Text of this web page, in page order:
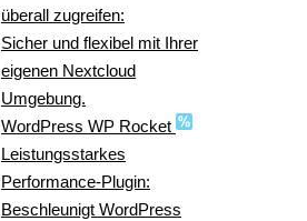
überall zugreifen:
Sicher und flexibel mit Ihrer
eigenen Nextcloud
Umgebung.
WordPress WP Rocket
Leistungsstarkes
Performance-Plugin:
Beschleunigt WordPress